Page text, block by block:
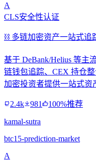
A
CLS安全性认证
⛓️ 多链加密资产一站式追
基于 DeBank/Helius 等主
链钱包追踪、CEX 持仓
加密投资者提供一站式资
2.4k 981 100%推荐
kamal-sutra
btc15-prediction-market
A